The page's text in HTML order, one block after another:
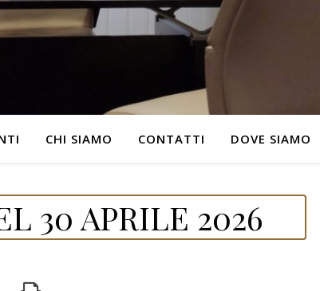
CHI SIAMO CONTATTI DOVE SIAMO
30 APRILE 2026